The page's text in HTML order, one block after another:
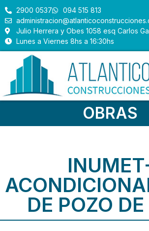
2900 0537
094 515 813
Julio Herrera y Obes 1058 esq Carlos
Lunes a Viernes 8hs a 16:30hs
OBRAS
DE POZO